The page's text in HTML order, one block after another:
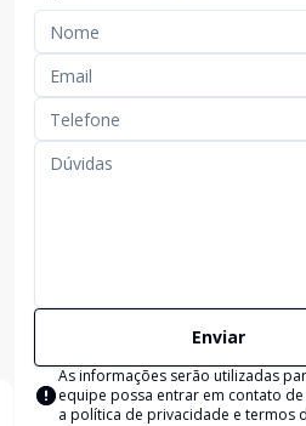
Enviar
As informações serão utilizadas
equipe possa entrar em contato
a política de privacidade e termos